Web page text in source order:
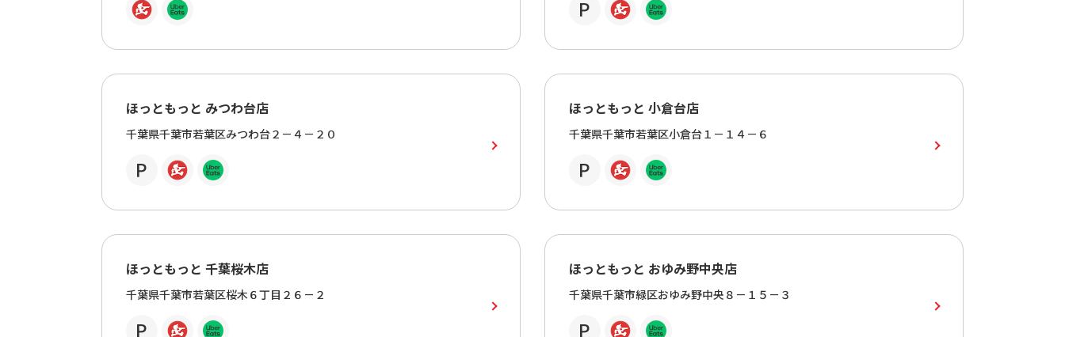
ほっともっと みつわ台店
千葉県千葉市若葉区みつわ台２－４－２０
ほっともっと 小倉台店
千葉県千葉市若葉区小倉台１－１４－６
ほっともっと 千葉桜木店
千葉県千葉市若葉区桜木６丁目２６－２
ほっともっと おゆみ野中央店
千葉県千葉市緑区おゆみ野中央８－１５－３